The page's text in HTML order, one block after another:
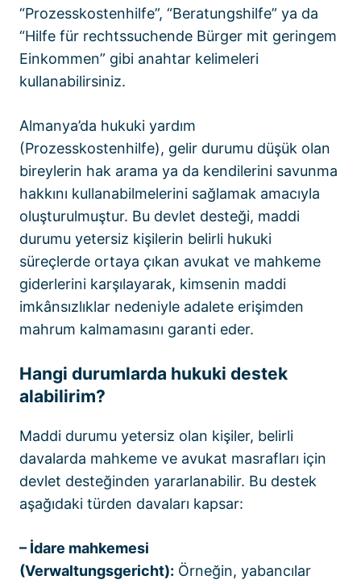
“Prozesskostenhilfe”, “Beratungshilfe” ya da
“Hilfe für rechtssuchende Bürger mit geringem
Einkommen” gibi anahtar kelimeleri
kullanabilirsiniz.
Almanya’da hukuki yardım
(Prozesskostenhilfe), gelir durumu düşük olan
bireylerin hak arama ya da kendilerini savunma
hakkını kullanabilmelerini sağlamak amacıyla
oluşturulmuştur. Bu devlet desteği, maddi
durumu yetersiz kişilerin belirli hukuki
süreçlerde ortaya çıkan avukat ve mahkeme
giderlerini karşılayarak, kimsenin maddi
imkânsızlıklar nedeniyle adalete erişimden
mahrum kalmamasını garanti eder.
Hangi durumlarda hukuki destek
alabilirim?
Maddi durumu yetersiz olan kişiler, belirli
davalarda mahkeme ve avukat masrafları için
devlet desteğinden yararlanabilir. Bu destek
aşağıdaki türden davaları kapsar:
– İdare mahkemesi
(Verwaltungsgericht): Örneğin, yabancılar